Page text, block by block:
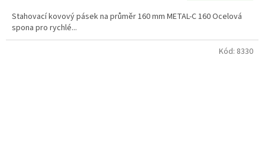
Stahovací kovový pásek na průměr 160 mm METAL-C 160 Ocelová
spona pro rychlé...
Kód: 8330